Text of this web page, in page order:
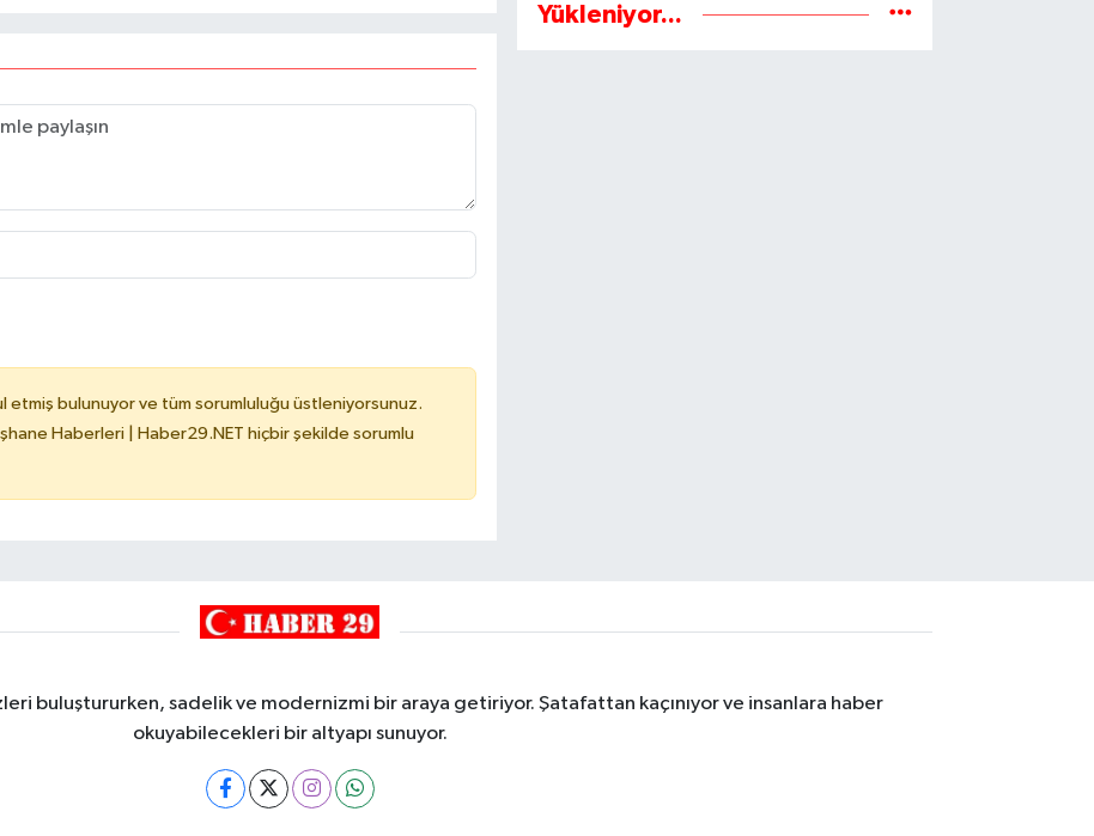
etmiş bulunuyor ve tüm sorumluluğu üstleniyorsunuz.
Haberleri | Haber29.NET hiçbir şekilde sorumlu
Yükleniyor...
buluştururken, sadelik ve modernizmi bir araya getiriyor. Şatafattan kaçınıyor ve insanlara haber
okuyabilecekleri bir altyapı sunuyor.